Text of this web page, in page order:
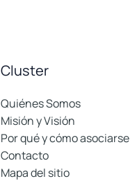
Cluster
Quiénes Somos
Misión y Visión
Por qué y cómo asociarse
Contacto
Mapa del sitio